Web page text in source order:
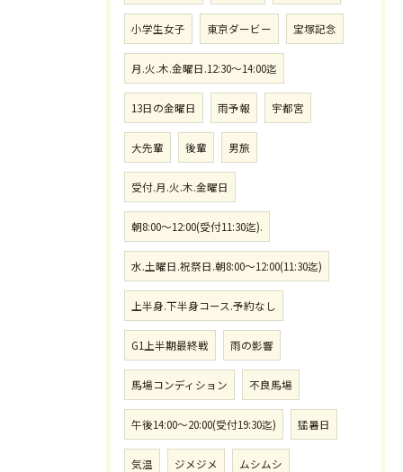
小学生女子 東京ダービー 宝塚記念
月.火.木.金曜日.12:30〜14:00迄
13日の金曜日 雨予報 宇都宮
大先輩 後輩 男旅
受付.月.火.木.金曜日
朝8:00〜12:00(受付11:30迄).
水.土曜日.祝祭日.朝8:00〜12:00(11:30迄)
上半身.下半身コース.予約なし
G1上半期最終戦 雨の影響
馬場コンディション 不良馬場
午後14:00〜20:00(受付19:30迄) 猛暑日
気温 ジメジメ ムシムシ